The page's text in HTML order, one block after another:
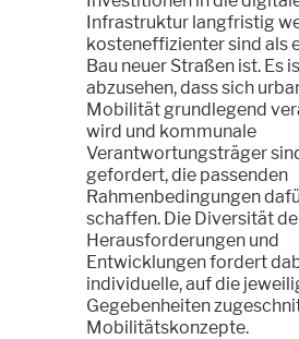
Infrastruktur langfristig
kosteneffizienter sind als
Bau neuer Straßen ist. Es
abzusehen, dass sich
Mobilität grundlegend
wird und kommunale
Verantwortungsträger
gefordert, die passenden
Rahmenbedingungen
schaffen. Die Diversität
Herausforderungen und
Entwicklungen fordert
individuelle, auf die
Gegebenheiten
Mobilitätskonzepte.